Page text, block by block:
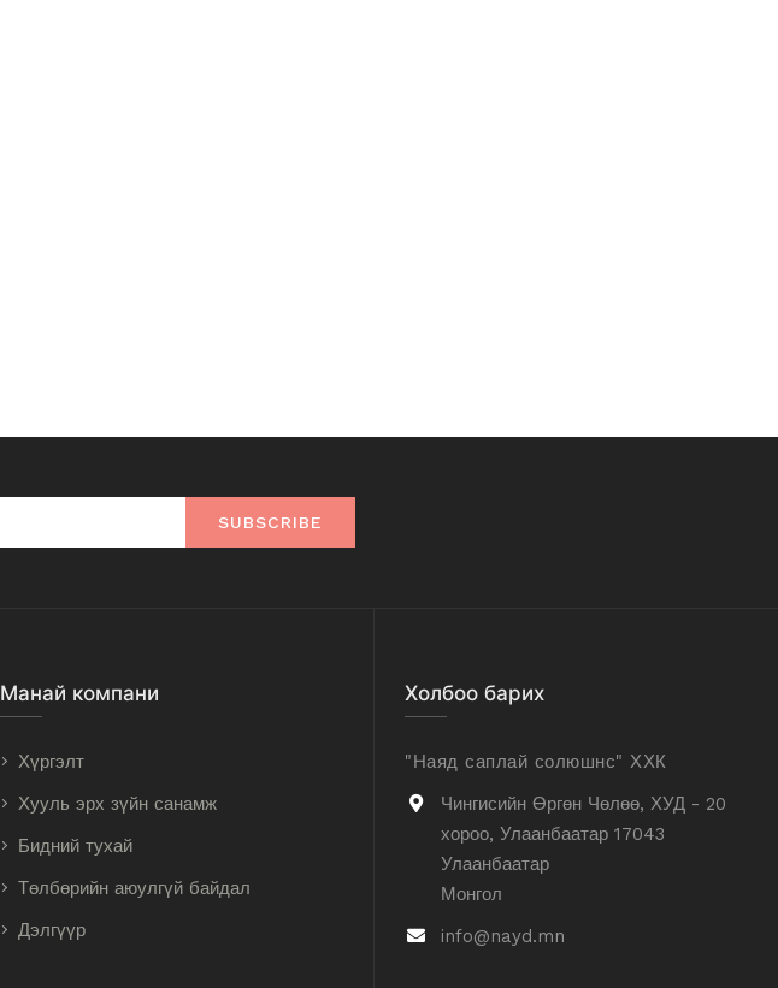
SUBSCRIBE
Манай компани
Хүргэлт
Хууль эрх зүйн санамж
Бидний тухай
Төлбөрийн аюулгүй байдал
Дэлгүүр
Холбоо барих
"Наяд саплай солюшнс" ХХК
Чингисийн Өргөн Чөлөө, ХУД - 20
хороо, Улаанбаатар 17043
Улаанбаатар
Монгол
info@nayd.mn